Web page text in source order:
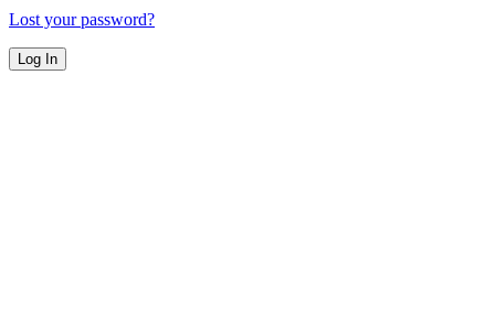
Lost your password?